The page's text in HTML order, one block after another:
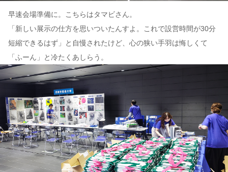
早速会場準備に。こちらはタマビさん。
「新しい展示の仕方を思いついたんすよ。これで設営時間が30分
短縮できるはず」と自慢されたけど、心の狭い手羽は悔しくて
「ふーん」と冷たくあしらう。